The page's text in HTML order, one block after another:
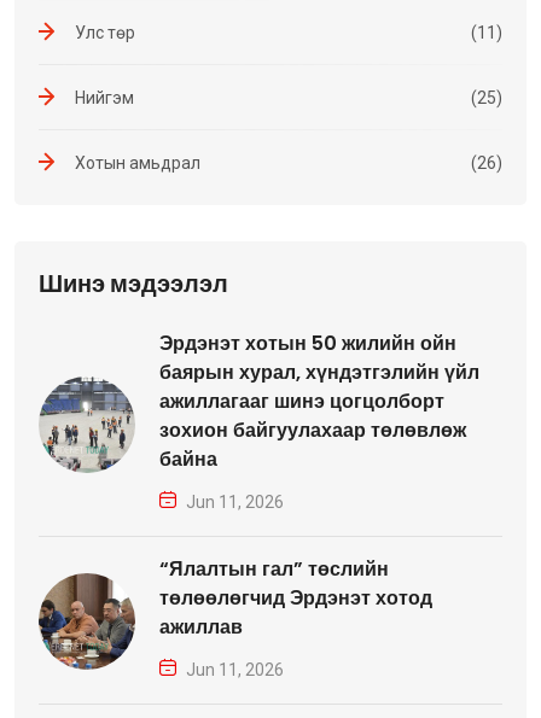
Улс төр (11)
Нийгэм (25)
Хотын амьдрал (26)
Шинэ мэдээлэл
Эрдэнэт хотын 50 жилийн ойн
баярын хурал, хүндэтгэлийн үйл
ажиллагааг шинэ цогцолборт
зохион байгуулахаар төлөвлөж
байна
Jun 11, 2026
“Ялалтын гал” төслийн
төлөөлөгчид Эрдэнэт хотод
ажиллав
Jun 11, 2026